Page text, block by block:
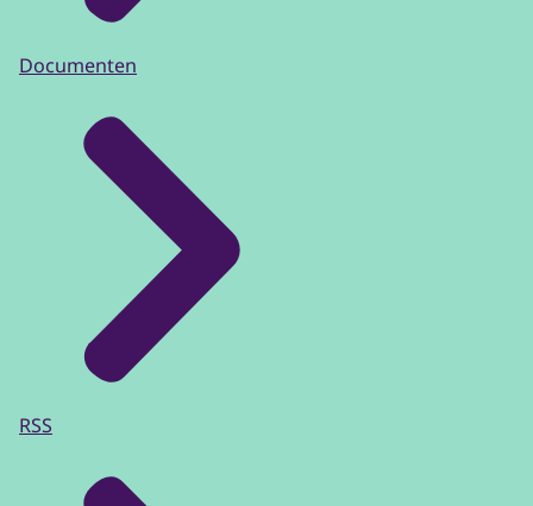
Documenten
RSS